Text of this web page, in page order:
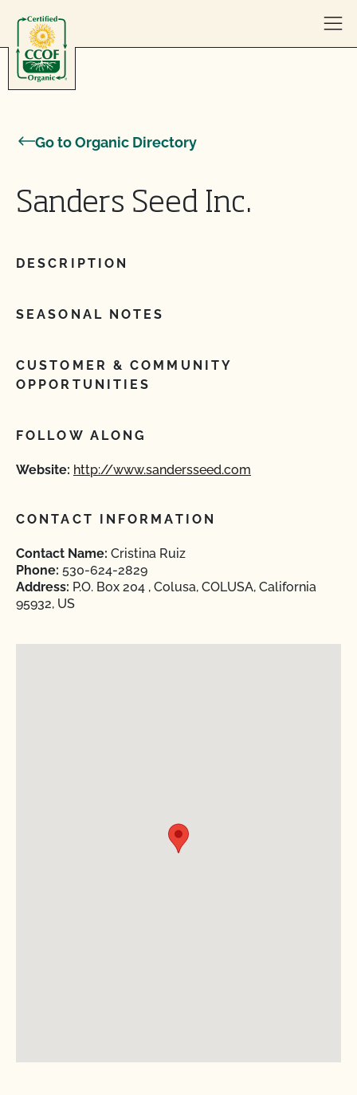
Go to Organic Directory
Sanders Seed Inc.
DESCRIPTION
SEASONAL NOTES
CUSTOMER & COMMUNITY
OPPORTUNITIES
FOLLOW ALONG
Website: http://www.sandersseed.com
CONTACT INFORMATION
Contact Name: Cristina Ruiz
Phone: 530-624-2829
Address: P.O. Box 204 , Colusa, COLUSA, California
95932, US